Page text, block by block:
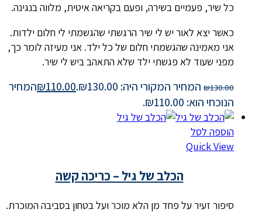
כל שיר, פעמיים בשירה, ופעם בקריאה איטית, מלווה בנגינה.
כאשר יצא לאור יש לי שיר הרגשתי שהגשמתי לי חלום ילדות.
אני מאמינה שהגשמתי חלום של כל ילד. אני מעיזה לומר כך,
מפני שעוד לא פגשתי ילד שלא התאהב ביש לי שיר.
₪130.00 המחיר המקורי היה: ₪130.00. ₪110.00
המחיר
הנוכחי הוא: ₪110.00.
הוספה לסל
Quick View
הכלב של גיל – כריכה קשה
סיפור זעיר על פחד מן הלא מוכר ועל בטחון בסביבה המוכרת.